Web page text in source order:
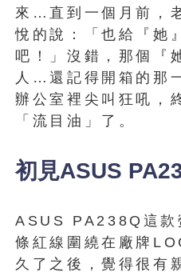
來…直到一個月前，
悅的說：「也給『她
吧！」沒錯，那個『
人…還記得開箱的那
辦公室裡尖叫狂吼，
「流目油」了。
初見ASUS
ASUS PA238Q這款
條紅線圍繞在廠牌
久了之後，覺得很有